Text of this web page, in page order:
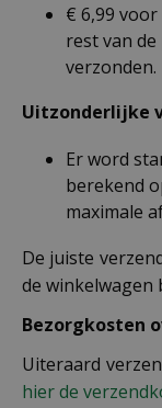
€ 6,99
rest van
verzonden.
Uitzonderlijke
Er word
berekend
maximale
De juiste
de winkelwagen
Bezorgkosten
Uiteraard
hier de